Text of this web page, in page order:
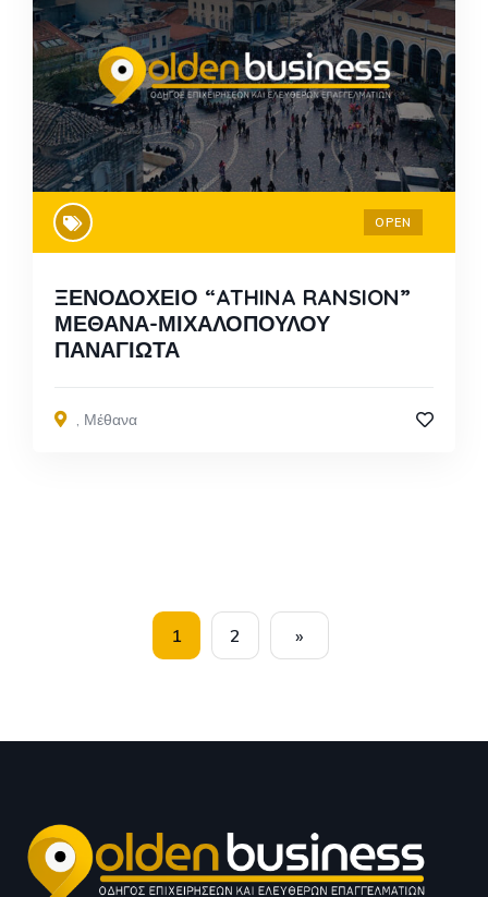
OPEN
ΞΕΝΟΔΟΧΕΙΟ “ATHINA RANSION”
ΜΕΘΑΝΑ-ΜΙΧΑΛΟΠΟΥΛΟΥ
ΠΑΝΑΓΙΩΤΑ
, Μέθανα
1 2 »